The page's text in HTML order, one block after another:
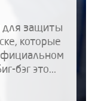
для защиты
которые
бэг это...